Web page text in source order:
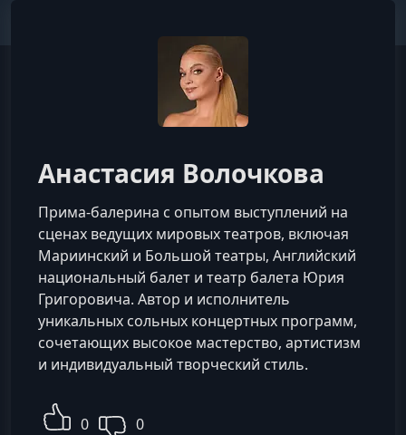
Анастасия Волочкова
Прима-балерина с опытом выступлений на
сценах ведущих мировых театров, включая
Мариинский и Большой театры, Английский
национальный балет и театр балета Юрия
Григоровича. Автор и исполнитель
уникальных сольных концертных программ,
сочетающих высокое мастерство, артистизм
и индивидуальный творческий стиль.
0 0